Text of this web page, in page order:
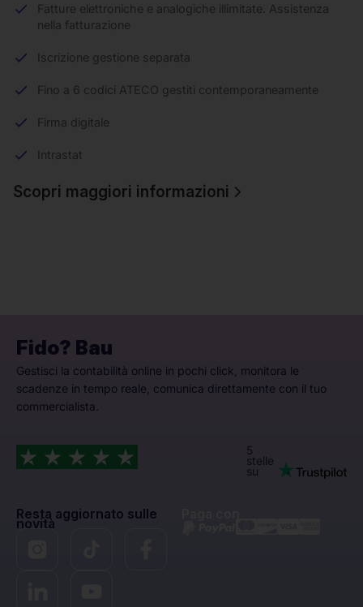
Fatture elettroniche e analogiche illimitate. Assistenza
nella fatturazione
Iscrizione gestione separata
Fino a 6 codici ATECO gestiti contemporaneamente
Firma digitale
Intrastat
Scopri maggiori informazioni
Fido? Bau
Gestisci la contabilità online in pochi click, monitora le
scadenze in tempo reale, comunica direttamente con il tuo
commercialista.
5
stelle
su
Resta aggiornato sulle
novità